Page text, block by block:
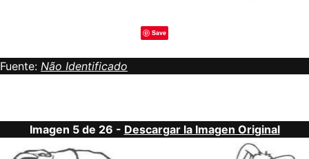
Save
Fuente: Não Identificado
Imagen 5 de 26 - Descargar la Imagen Original